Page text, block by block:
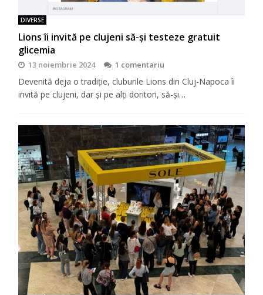
DIVERSE
Lions îi invită pe clujeni să-şi testeze gratuit
glicemia
13 noiembrie 2024 1 comentariu
Devenită deja o tradiţie, cluburile Lions din Cluj-Napoca îi
invită pe clujeni, dar şi pe alţi doritori, să-şi…